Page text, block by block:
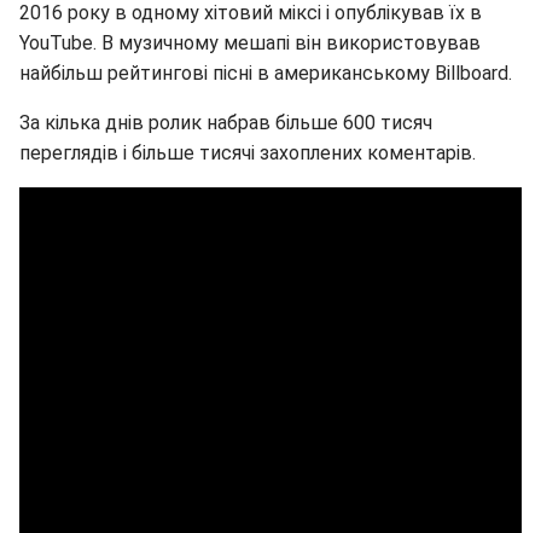
2016 року в одному хітовий міксі і опублікував їх в
YouTube. В музичному мешапі він використовував
найбільш рейтингові пісні в американському Billboard.
За кілька днів ролик набрав більше 600 тисяч
переглядів і більше тисячі захоплених коментарів.